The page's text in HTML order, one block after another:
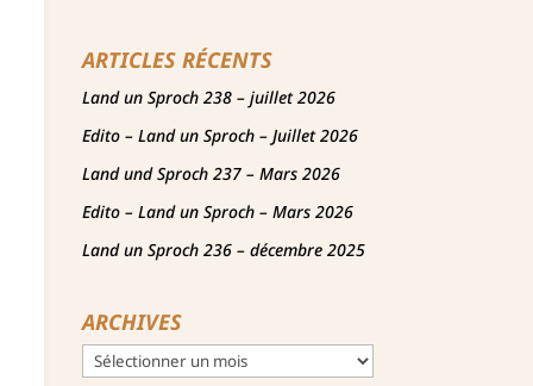
ARTICLES RÉCENTS
Land un Sproch 238 – juillet 2026
Edito – Land un Sproch – Juillet 2026
Land und Sproch 237 – Mars 2026
Edito – Land un Sproch – Mars 2026
Land un Sproch 236 – décembre 2025
ARCHIVES
Archives